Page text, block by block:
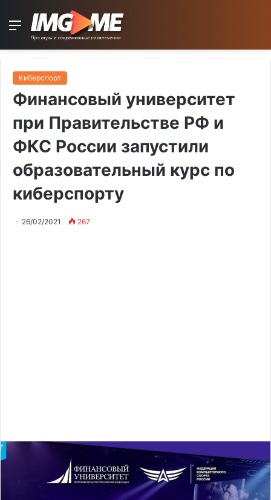
Menu
Киберспорт
Финансовый университет
при Правительстве РФ и
ФКС России запустили
образовательный курс по
киберспорту
26/02/2021 267